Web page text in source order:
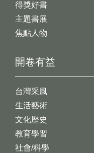
開卷有益
台灣采風
生活藝術
文化歷史
教育學習
社會/科學
得獎好書
主題書展
焦點人物